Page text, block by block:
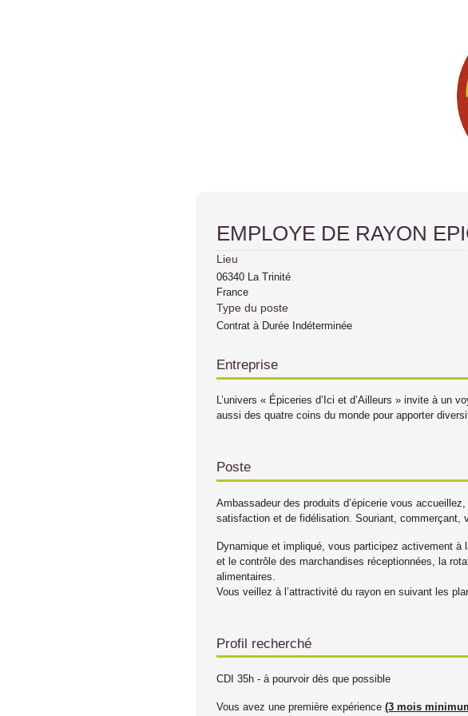
EMPLOYE DE RAYON
Lieu
06340 La Trinité
France
Type du poste
Contrat à Durée Indéterminée
Entreprise
L’univers « Épiceries d’Ici et d’Ailleurs » invite à un
aussi des quatre coins du monde pour apporter
Poste
Ambassadeur des produits d’épicerie vous
satisfaction et de fidélisation. Souriant, commerçant,
Dynamique et impliqué, vous participez activement
et le contrôle des marchandises réceptionnées, la
alimentaires.
Vous veillez à l’attractivité du rayon en suivant les
Profil recherché
CDI 35h - à pourvoir dès que possible
Vous avez une première expérience (3 mois